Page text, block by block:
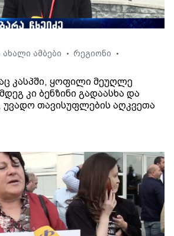
ამბები • რეგიონი •
კასპში, ყოფილი მეუღლე
კი ბენზინი გადაასხა და
უვადო თავისუფლების აღკვეთა